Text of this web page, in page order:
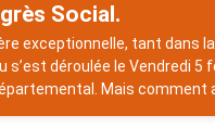
Social.
exceptionnelle, tant dans
s’est déroulée le Vendredi 5
Mais comment